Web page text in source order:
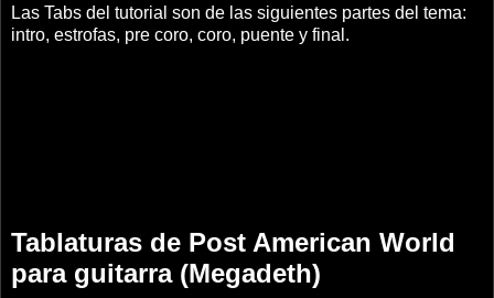
Las Tabs del tutorial son de las siguientes partes del tema:
intro, estrofas, pre coro, coro, puente y final.
Tablaturas de Post American World
para guitarra (Megadeth)